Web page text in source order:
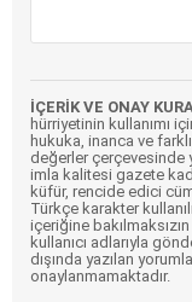
İÇERİK VE ONAY
hürriyetinin kullanımı
hukuka, inanca ve
değerler çerçevesinde
imla kalitesi gazete
küfür, rencide edici
Türkçe karakter
içeriğine
kullanıcı adlarıyla
dışında yazılan
onaylanmamaktadır.